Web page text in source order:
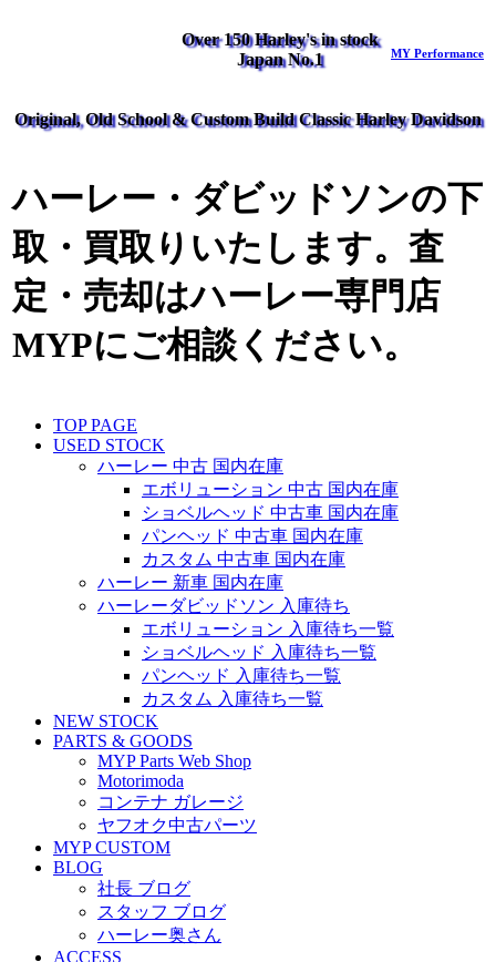
Over 150 Harley's in stock
Japan No.1
MY Performance
Original, Old School & Custom Build Classic Harley Davidson
ハーレー・ダビッドソンの下
取・買取りいたします。査
定・売却はハーレー専門店
MYPにご相談ください。
TOP PAGE
USED STOCK
ハーレー 中古 国内在庫
エボリューション 中古 国内在庫
ショベルヘッド 中古車 国内在庫
パンヘッド 中古車 国内在庫
カスタム 中古車 国内在庫
ハーレー 新車 国内在庫
ハーレーダビッドソン 入庫待ち
エボリューション 入庫待ち一覧
ショベルヘッド 入庫待ち一覧
パンヘッド 入庫待ち一覧
カスタム 入庫待ち一覧
NEW STOCK
PARTS & GOODS
MYP Parts Web Shop
Motorimoda
コンテナ ガレージ
ヤフオク中古パーツ
MYP CUSTOM
BLOG
社長 ブログ
スタッフ ブログ
ハーレー奥さん
ACCESS